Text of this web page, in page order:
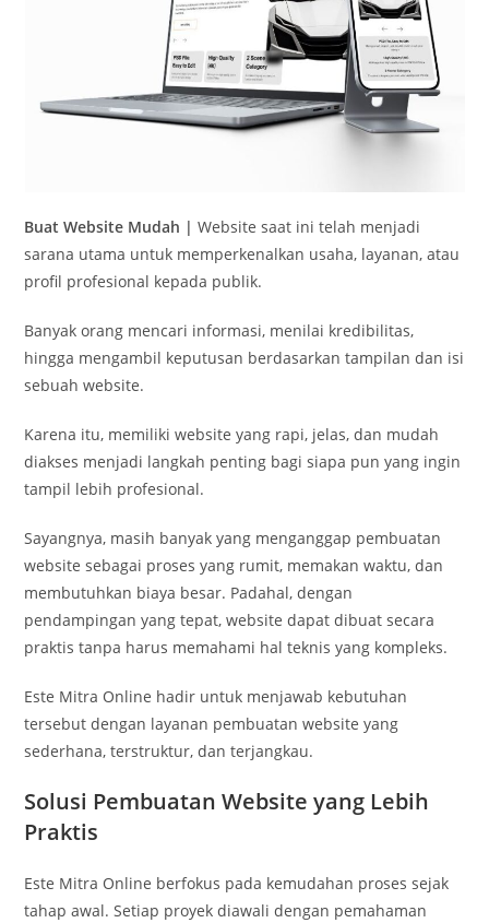
Buat Website Mudah | Website saat ini telah menjadi
sarana utama untuk memperkenalkan usaha, layanan, atau
profil profesional kepada publik.
Banyak orang mencari informasi, menilai kredibilitas,
hingga mengambil keputusan berdasarkan tampilan dan isi
sebuah website.
Karena itu, memiliki website yang rapi, jelas, dan mudah
diakses menjadi langkah penting bagi siapa pun yang ingin
tampil lebih profesional.
Sayangnya, masih banyak yang menganggap pembuatan
website sebagai proses yang rumit, memakan waktu, dan
membutuhkan biaya besar. Padahal, dengan
pendampingan yang tepat, website dapat dibuat secara
praktis tanpa harus memahami hal teknis yang kompleks.
Este Mitra Online hadir untuk menjawab kebutuhan
tersebut dengan layanan pembuatan website yang
sederhana, terstruktur, dan terjangkau.
Solusi Pembuatan Website yang Lebih
Praktis
Este Mitra Online berfokus pada kemudahan proses sejak
tahap awal. Setiap proyek diawali dengan pemahaman